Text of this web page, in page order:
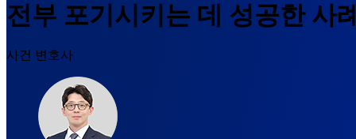
전부 포기시키는 데 성공한 사
사건 변호사